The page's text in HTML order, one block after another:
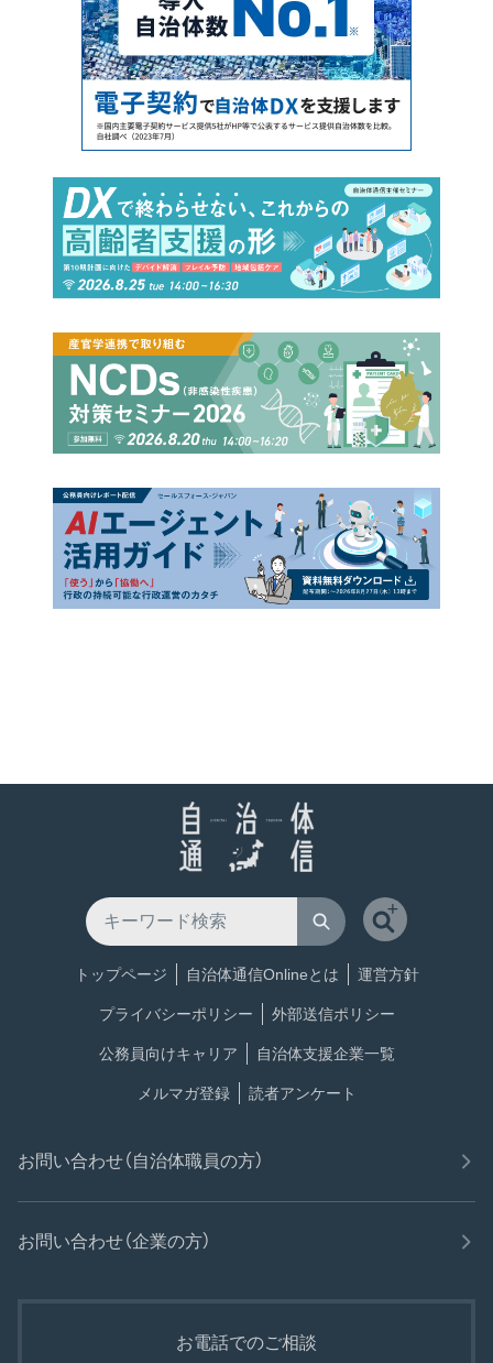
トップページ 自治体通信Onlineとは 運営方針
プライバシーポリシー 外部送信ポリシー
公務員向けキャリア 自治体支援企業一覧
メルマガ登録 読者アンケート
お問い合わせ（自治体職員の方）
お問い合わせ（企業の方）
お電話でのご相談